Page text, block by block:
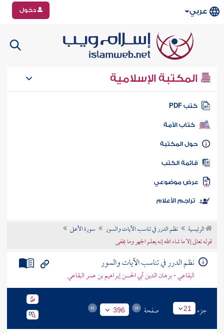
عربي دخول
المكتبة الإسلامية
كتب PDF
كتاب الأمة
المكتبة
الكتب
موضوعي
تراجم الأعلام
الرئيسية نظم الدرر في تناسب الآيات والسور
سورة الأعلى
قوله تعالى إلا ما شاء الله إنه يعلم الجهر وما يخفى
نظم الدرر في تناسب الآيات والسور
البقاعي - برهان الدين أبي الحسن إبراهيم بن عمر البقاعي
جزء 21 صفحة 396